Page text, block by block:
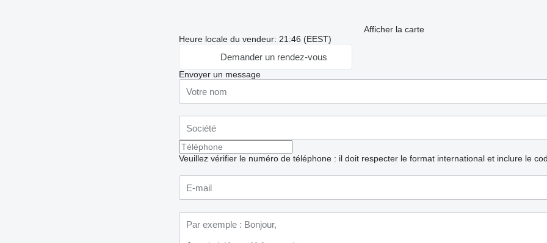
Afficher la carte
Heure locale du vendeur: 21:46 (EEST)
Demander un rendez-vous
Envoyer un message
Veuillez vérifier le numéro de téléphone : il doit respecter le format international et inclure le